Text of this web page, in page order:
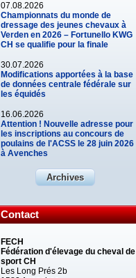
07.08.2026
Championnats du monde de
dressage des jeunes chevaux à
Verden en 2026 – Fortunello KWG
CH se qualifie pour la finale
30.07.2026
Modifications apportées à la base
de données centrale fédérale sur
les équidés
16.06.2026
Attention ! Nouvelle adresse pour
les inscriptions au concours de
poulains de l'ACSS le 28 juin 2026
à Avenches
Archives
Contact
FECH
Fédération d'élevage du cheval de
sport CH
Les Long Prés 2b